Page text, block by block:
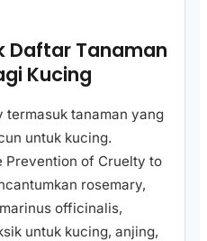
Daftar Tanaman
Kucing
termasuk tanaman yang
untuk kucing.
Prevention of Cruelty to
rosemary,
officinalis,
untuk kucing, anjing,